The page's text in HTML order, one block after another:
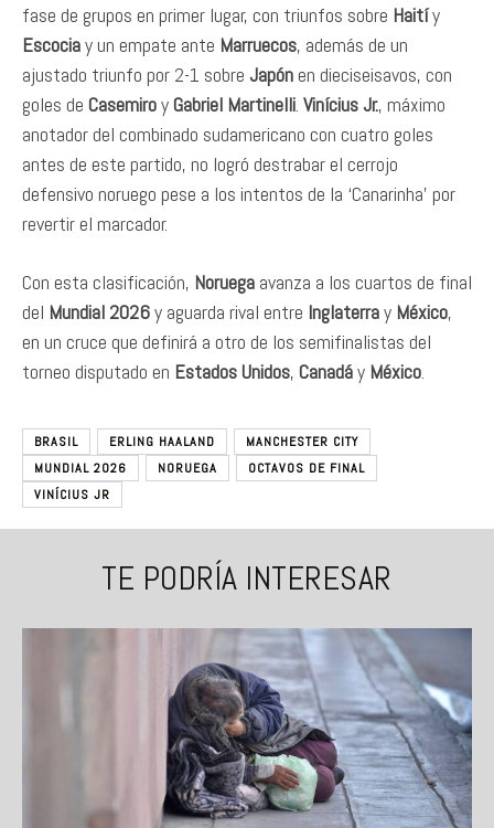
fase de grupos en primer lugar, con triunfos sobre Haitíy
Escociay un empate ante Marruecos, además de un
ajustado triunfo por 2-1 sobre Japónen dieciseisavos, con
goles de CasemiroyGabriel Martinelli. Vinícius Jr., máximo
anotador del combinado sudamericano con cuatro goles
antes de este partido, no logró destrabar el cerrojo
defensivo noruego pese a los intentos de la ‘Canarinha’ por
revertir el marcador.
Con esta clasificación, Noruega avanza a los cuartos de final
del Mundial 2026y aguarda rival entre Inglaterray México,
en un cruce que definirá a otro de los semifinalistas del
torneo disputado en Estados Unidos, Canadáy México.
BRASIL ERLING HAALAND
MANCHESTER CITY
MUNDIAL 2026
NORUEGA
OCTAVOS DE FINAL
VINÍCIUS JR
TE PODRÍA INTERESAR